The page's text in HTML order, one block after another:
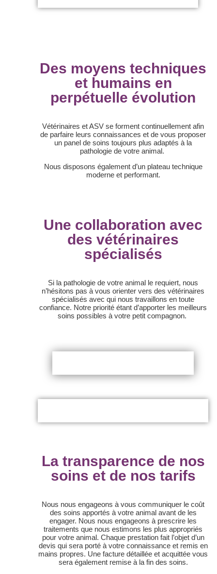
Des moyens techniques
et humains en
perpétuelle évolution
Vétérinaires et ASV se forment continuellement afin
de parfaire leurs connaissances et de vous proposer
un panel de soins toujours plus adaptés à la
pathologie de votre animal.
Nous disposons également d’un plateau technique
moderne et performant.
Une collaboration avec
des vétérinaires
spécialisés
Si la pathologie de votre animal le requiert, nous
n’hésitons pas à vous orienter vers des vétérinaires
spécialisés avec qui nous travaillons en toute
confiance. Notre priorité étant d’apporter les meilleurs
soins possibles à votre petit compagnon.
La transparence de nos
soins et de nos tarifs
Nous nous engageons à vous communiquer le coût
des soins apportés à votre animal avant de les
engager. Nous nous engageons à prescrire les
traitements que nous estimons les plus appropriés
pour votre animal. Chaque prestation fait l’objet d’un
devis qui sera porté à votre connaissance et remis en
mains propres. Une facture détaillée et acquittée vous
sera également remise à la fin des soins.